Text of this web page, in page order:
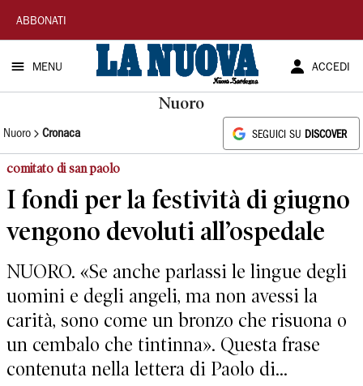
La
Nuova
Sardegna
ABBONATI
MENU ACCEDI
Nuoro
Nuoro Cronaca SEGUICI SU DISCOVER
comitato di san paolo
I fondi per la festività di giugno
vengono devoluti all’ospedale
NUORO. «Se anche parlassi le lingue degli
uomini e degli angeli, ma non avessi la
carità, sono come un bronzo che risuona o
un cembalo che tintinna». Questa frase
contenuta nella lettera di Paolo di...